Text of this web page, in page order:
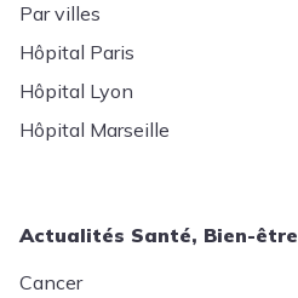
Par villes
Hôpital Paris
Hôpital Lyon
Hôpital Marseille
Actualités Santé, Bien-être
Cancer